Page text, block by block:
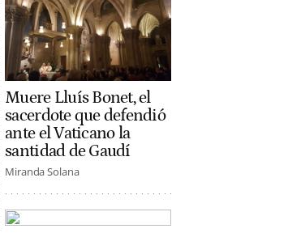
Muere Lluís Bonet, el
sacerdote que defendió
ante el Vaticano la
santidad de Gaudí
Miranda Solana